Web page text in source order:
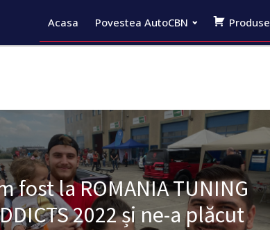
Acasa Povestea AutoCBN Produse
fost la ROMANIA TUNING
2022 și ne-a plăcut